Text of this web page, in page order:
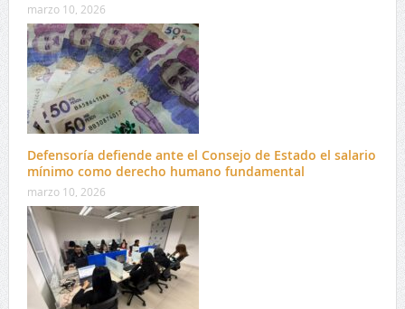
marzo 10, 2026
Defensoría defiende ante el Consejo de Estado el salario
mínimo como derecho humano fundamental
marzo 10, 2026